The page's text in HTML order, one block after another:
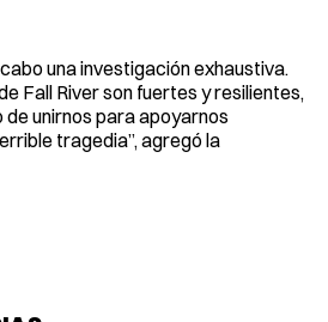
una investigación exhaustiva.
Fall River son fuertes y resilientes,
unirnos para apoyarnos
tragedia”, agregó la